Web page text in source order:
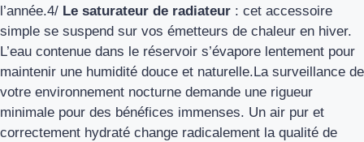
l’année.4/ Le saturateur de radiateur : cet accessoire
simple se suspend sur vos émetteurs de chaleur en hiver.
L’eau contenue dans le réservoir s’évapore lentement pour
maintenir une humidité douce et naturelle.La surveillance de
votre environnement nocturne demande une rigueur
minimale pour des bénéfices immenses. Un air pur et
correctement hydraté change radicalement la qualité de